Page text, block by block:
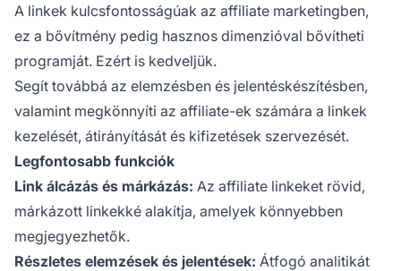
A linkek kulcsfontosságúak az affiliate marketingben,
ez a bővítmény pedig hasznos dimenzióval bővítheti
programját. Ezért is kedveljük.
Segít továbbá az elemzésben és jelentéskészítésben,
valamint megkönnyíti az affiliate-ek számára a linkek
kezelését, átirányítását és kifizetések szervezését.
Legfontosabb funkciók
Link álcázás és márkázás: Az affiliate linkeket rövid,
márkázott linkekké alakítja, amelyek könnyebben
megjegyezhetők.
Részletes elemzések és jelentések: Átfogó analitikát